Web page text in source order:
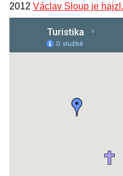
2012 Václav Sloup je